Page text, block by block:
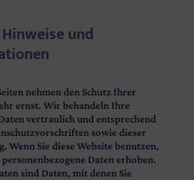
und
nehmen den Schutz Ihrer
ernst. Wir behandeln Ihre
vertraulich und entsprechend
sowie dieser
Wenn Sie diese Website benutzen,
Daten erhoben.
sind Daten, mit denen Sie